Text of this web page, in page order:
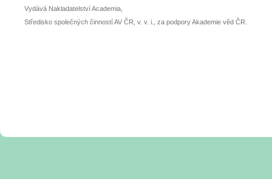
Vydává Nakladatelství Academia,
Středisko společných činností AV ČR, v. v. i., za podpory Akademie věd ČR.